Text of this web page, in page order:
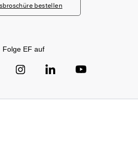
bestellen
Folge EF auf